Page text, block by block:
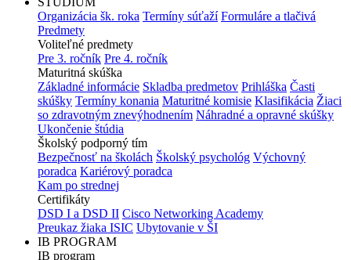
Organizácia šk. roka Termíny súťaží Formuláre a tlačivá
Predmety
Voliteľné predmety
Pre 3. ročník Pre 4. ročník
Maturitná skúška
Základné informácie Skladba predmetov Prihláška Časti
skúšky Termíny konania Maturitné komisie Klasifikácia Žiaci
so zdravotným znevýhodnením Náhradné a opravné skúšky
Ukončenie štúdia
Školský podporný tím
Bezpečnosť na školách Školský psychológ Výchovný
poradca Kariérový poradca
Kam po strednej
Certifikáty
DSD I a DSD II Cisco Networking Academy
Preukaz žiaka ISIC Ubytovanie v ŠI
IB PROGRAM
IB program